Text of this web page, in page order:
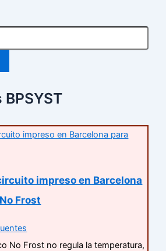
impreso en Barcelona
Frost
No Frost no regula la temperatura,